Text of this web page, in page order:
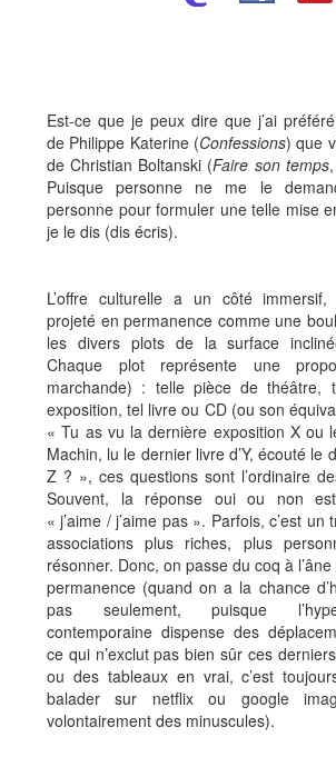
Est-ce que je peux dire que j’ai
de Philippe Katerine (Confessions) que
de Christian Boltanski (Faire son temps
Puisque personne ne me le
personne pour formuler une telle mise
je le dis (dis écris).
L’offre culturelle a un côté
projeté en permanence comme une
les divers plots de la surface
Chaque plot représente une
marchande) : telle pièce de théâtre,
exposition, tel livre ou CD (ou son
« Tu as vu la dernière exposition X ou
Machin, lu le dernier livre d’Y, écouté le
Z ? », ces questions sont l’ordinaire
Souvent, la réponse oui ou non
« j’aime / j’aime pas ». Parfois, c’est
associations plus riches, plus
résonner. Donc, on passe du coq à
permanence (quand on a la chance
pas seulement, puisque
contemporaine dispense des
ce qui n’exclut pas bien sûr ces
ou des tableaux en vrai, c’est
balader sur netflix ou google
volontairement des minuscules).